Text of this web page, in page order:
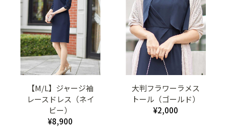
【M/L】ジャージ袖
レースドレス（ネイ
ビー）
¥8,900
大判フラワーラメス
トール（ゴールド）
¥2,000